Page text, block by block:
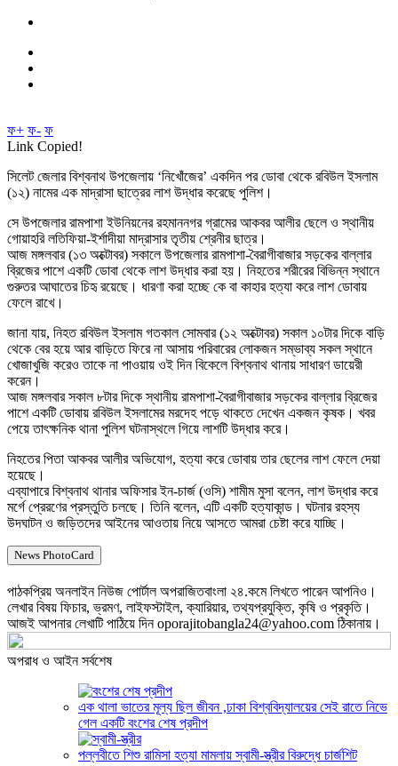
ফ+ ফ- ফ
Link Copied!
সিলেট জেলার বিশ্বনাথ উপজেলায় ‘নিখোঁজের’ একদিন পর ডোবা থেকে রবিউল ইসলাম
(১২) নামের এক মাদ্রাসা ছাত্রের লাশ উদ্ধার করেছে পুলিশ।
সে উপজেলার রামপাশা ইউনিয়নের রহমাননগর গ্রামের আকবর আলীর ছেলে ও স্থানীয়
গোয়াহরি লতিফিয়া-ইর্শাদীয়া মাদ্রাসার তৃতীয় শ্রেনীর ছাত্র।
আজ মঙ্গলবার (১৩ অক্টোবর) সকালে উপজেলার রামপাশা-বৈরাগীবাজার সড়কের বাল্লার
ব্রিজের পাশে একটি ডোবা থেকে লাশ উদ্ধার করা হয়। নিহতের শরীরের বিভিন্ন স্থানে
গুরুতর আঘাতের চিহৃ রয়েছে। ধারণা করা হচ্ছে কে বা কাহার হত্যা করে লাশ ডোবায়
ফেলে রাখে।
জানা যায়, নিহত রবিউল ইসলাম গতকাল সোমবার (১২ অক্টোবর) সকাল ১০টার দিকে বাড়ি
থেকে বের হয়ে আর বাড়িতে ফিরে না আসায় পরিবারের লোকজন সম্ভাব্য সকল স্থানে
খোজাখুজি করেও তাকে না পাওয়ায় ওই দিন বিকেলে বিশ্বনাথ থানায় সাধারণ ডায়েরী
করেন।
আজ মঙ্গলবার সকাল ৮টার দিকে স্থানীয় রামপাশা-বৈরাগীবাজার সড়কের বাল্লার ব্রিজের
পাশে একটি ডোবায় রবিউল ইসলামের মরদেহ পড়ে থাকতে দেখেন একজন কৃষক। খবর
পেয়ে তাৎক্ষনিক থানা পুলিশ ঘটনাস্থলে গিয়ে লাশটি উদ্ধার করে।
নিহতের পিতা আকবর আলীর অভিযোগ, হত্যা করে ডোবায় তার ছেলের লাশ ফেলে দেয়া
হয়েছে।
এব্যাপারে বিশ্বনাথ থানার অফিসার ইন-চার্জ (ওসি) শামীম মুসা বলেন, লাশ উদ্ধার করে
মর্গে প্রেরণের প্রস্তুতি চলছে। তিনি বলেন, এটি একটি হত্যাকান্ড। ঘটনার রহস্য
উদঘাটন ও জড়িতদের আইনের আওতায় নিয়ে আসতে আমরা চেষ্টা করে যাচ্ছি।
News PhotoCard
পাঠকপ্রিয় অনলাইন নিউজ পোর্টাল অপরাজিতবাংলা ২৪.কমে লিখতে পারেন আপনিও।
লেখার বিষয় ফিচার, ভ্রমণ, লাইফস্টাইল, ক্যারিয়ার, তথ্যপ্রযুক্তি, কৃষি ও প্রকৃতি।
আজই আপনার লেখাটি পাঠিয়ে দিন oporajitobangla24@yahoo.com ঠিকানায়।
অপরাধ ও আইন সর্বশেষ
এক থালা ভাতের মূল্য ছিল জীবন ,ঢাকা বিশ্ববিদ্যালয়ের সেই রাতে নিভে
গেল একটি বংশের শেষ প্রদীপ
পল্লবীতে শিশু রামিসা হত্যা মামলায় স্বামী-স্ত্রীর বিরুদ্ধে চার্জশিট